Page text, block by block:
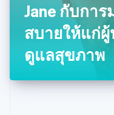
Jane กับกา
สบายให้แก่
ดูแลสุขภาพ
มาเลเซีย
简体中文
เม็กซิโก
EspañolEnglish
ยิบรอลตาร์
เยอรมนี